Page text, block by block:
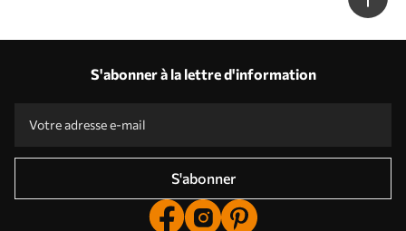
S'abonner à la lettre d'information
S'abonner